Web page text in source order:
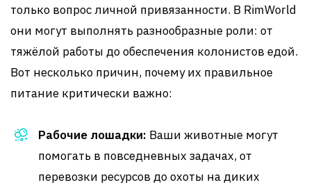
только вопрос личной привязанности. В RimWorld
они могут выполнять разнообразные роли: от
тяжёлой работы до обеспечения колонистов едой.
Вот несколько причин, почему их правильное
питание критически важно:
Рабочие лошадки: Ваши животные могут
помогать в повседневных задачах, от
перевозки ресурсов до охоты на диких